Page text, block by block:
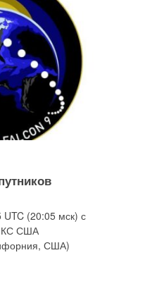
UTC (20:05 мск) с
КС США
США)